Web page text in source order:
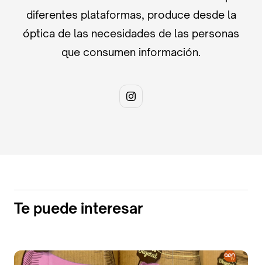
diferentes plataformas, produce desde la
óptica de las necesidades de las personas
que consumen información.
Te puede interesar